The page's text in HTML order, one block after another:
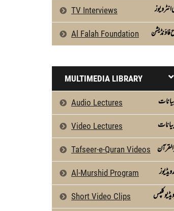
TV Interviews
Al Falah Foundation فاؤنڈیشن
MULTIMEDIA LIBRARY
Audio Lectures
Video Lectures
Tafseer-e-Quran Videos
Al-Murshid Program ویڈیوز
Short Video Clips کلپس